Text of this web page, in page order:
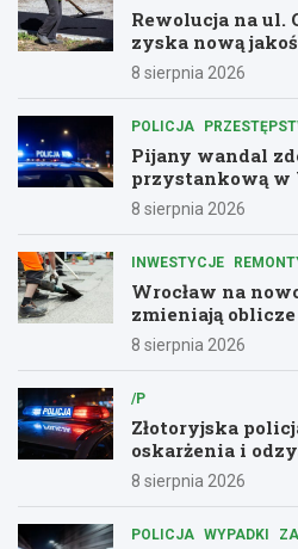
Rewolucja na ul.
zyska nową
8 sierpnia 2026
POLICJA
Pijany wandal
przystankową w
8 sierpnia 2026
INWESTYCJE
Wrocław na
zmieniają
8 sierpnia 2026
/P
Złotoryjska
oskarżenia i
8 sierpnia 2026
POLICJA WYPADKI